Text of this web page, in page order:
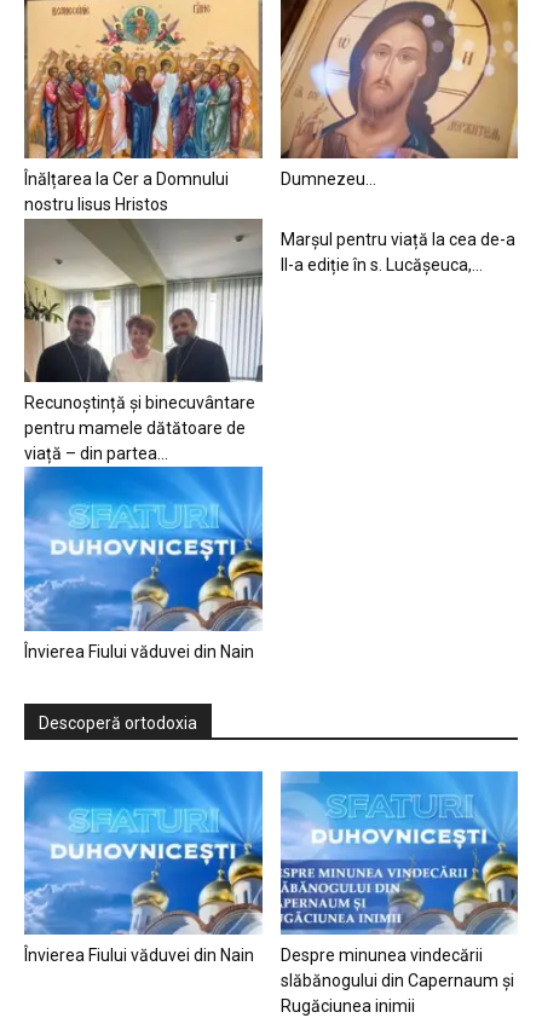
Înălțarea la Cer a Domnului
nostru Iisus Hristos
Dumnezeu…
Recunoștință și binecuvântare
pentru mamele dătătoare de
viață – din partea...
Marșul pentru viață la cea de-a
II-a ediție în s. Lucășeuca,...
Învierea Fiului văduvei din Nain
Descoperă ortodoxia
Învierea Fiului văduvei din Nain
Despre minunea vindecării
slăbănogului din Capernaum și
Rugăciunea inimii